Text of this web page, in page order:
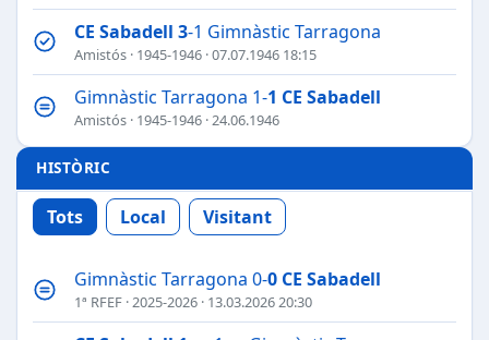
CE Sabadell 3-1 Gimnàstic Tarragona
Amistós · 1945-1946 · 07.07.1946 18:15
Gimnàstic Tarragona 1-1 CE Sabadell
Amistós · 1945-1946 · 24.06.1946
HISTÒRIC
Tots Local Visitant
Gimnàstic Tarragona 0-0 CE Sabadell
1ª RFEF ·2025-2026 · 13.03.2026 20:30